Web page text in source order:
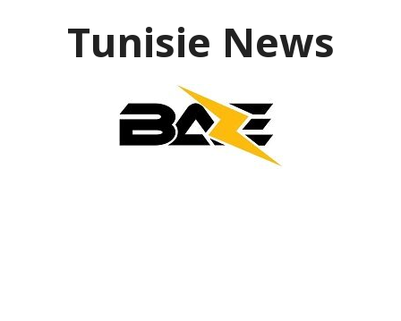
Tunisie News